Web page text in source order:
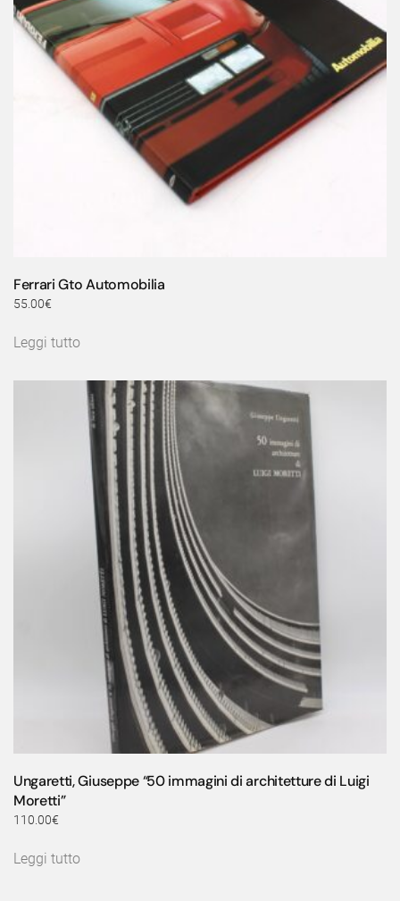
Ferrari Gto Automobilia
55.00€
Leggi tutto
Ungaretti, Giuseppe “50 immagini di architetture di Luigi
Moretti”
110.00€
Leggi tutto